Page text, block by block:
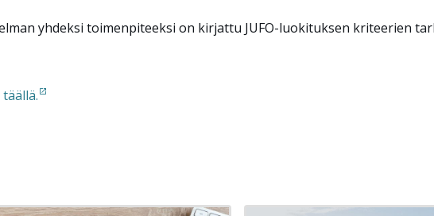
yhdeksi toimenpiteeksi on kirjattu JUFO-luokituksen kriteerien